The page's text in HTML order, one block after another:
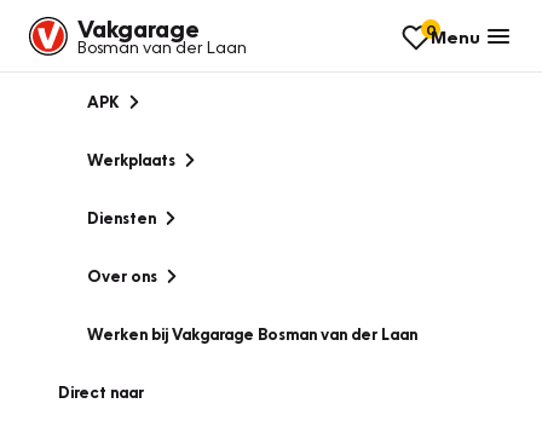
Vakgarage
Bosman van der Laan
0Menu
APK
Werkplaats
Diensten
Over ons
Werken bij Vakgarage Bosman van der Laan
Direct naar